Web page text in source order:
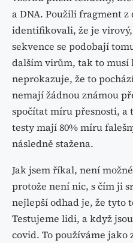
a DNA. Použili fragment
identifikovali, že je
sekvence se podobají
dalším virům, tak to musí
neprokazuje, že to
nemají žádnou známou
spočítat míru přesnosti, a
testy mají 80% míru
následně stažena.
Jak jsem říkal, není
protože není nic, s čím ji
nejlepší odhad je, že tyto
Testujeme lidi, a když
covid. To používáme jako